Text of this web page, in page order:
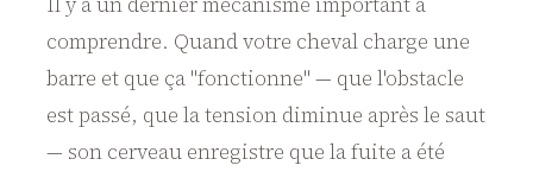
Il y a un dernier mécanisme important à
comprendre. Quand votre cheval charge une
barre et que ça "fonctionne" — que l'obstacle
est passé, que la tension diminue après le saut
— son cerveau enregistre que la fuite a été